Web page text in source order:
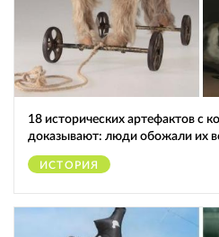
18 исторических артефактов с
доказывают: люди обожали их
ИСТОРИЯ